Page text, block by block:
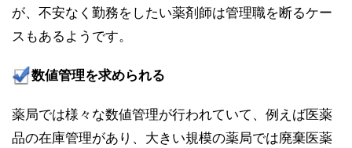
が、不安なく勤務をしたい薬剤師は管理職を断るケー
スもあるようです。
数値管理を求められる
薬局では様々な数値管理が行われていて、例えば医薬
品の在庫管理があり、大きい規模の薬局では廃棄医薬